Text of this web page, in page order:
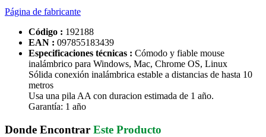
Página de fabricante
Código : 192188
EAN : 097855183439
Especificaciones técnicas : Cómodo y fiable mouse
inalámbrico para Windows, Mac, Chrome OS, Linux
Sólida conexión inalámbrica estable a distancias de hasta 10
metros
Usa una pila AA con duracion estimada de 1 año.
Garantía: 1 año
Donde Encontrar Este Producto